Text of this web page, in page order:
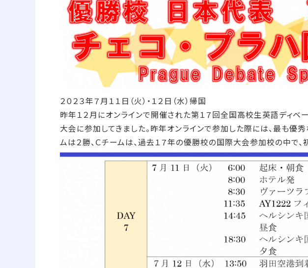
２０２３年７月１１日（火）・１２日（水）帰国
昨年１２月にオンラインで開催された第１７回全国高校生英語ディ
大会に参加してきました。昨年オンラインで参加した際には、最も優
ムは２勝、Ｃチームは、過去１７年の優勝校の国際大会参加校の中で